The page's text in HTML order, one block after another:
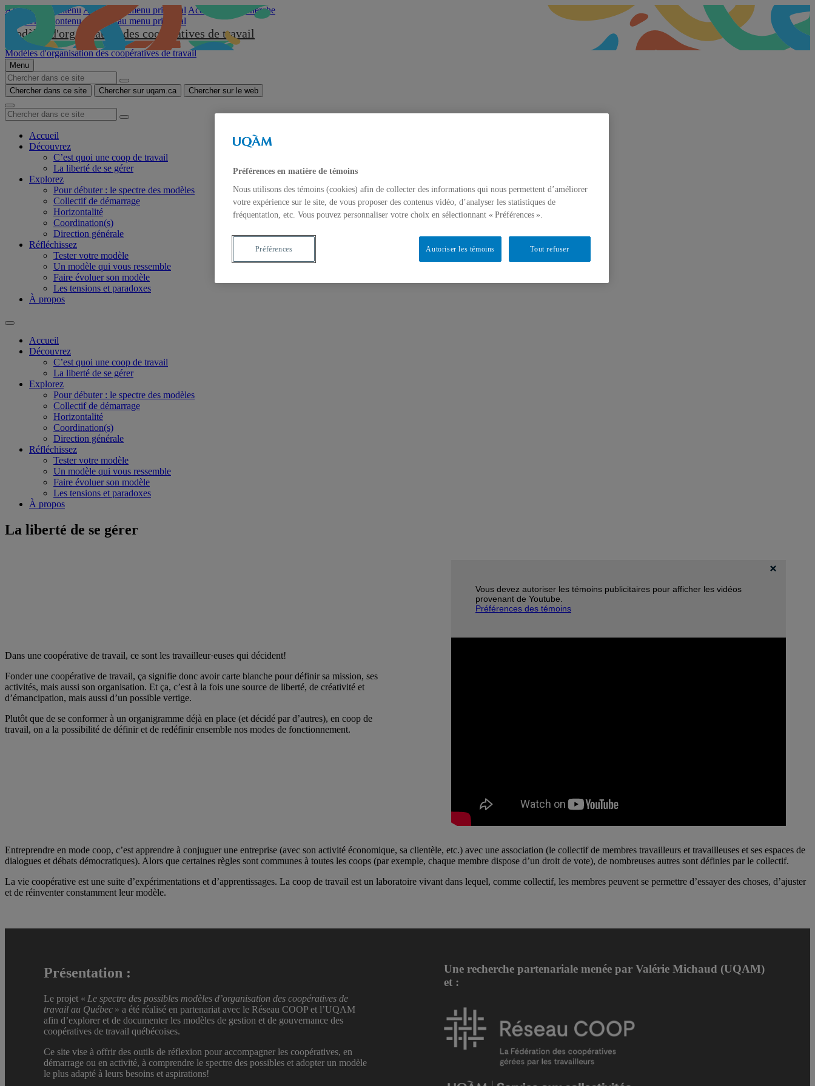
Accéder au contenuAccéder au menu principal Accéder à la recherche
Accéder au contenuAccéder au menu principal
Modèles d'organisation des coopératives de travail
Modèles d'organisation des coopératives de travail
Menu
Chercher dans ce site Chercher sur uqam.ca Chercher sur le web
Accueil
Découvrez
C’est quoi une coop de travail
La liberté de se gérer
Explorez
Pour débuter : le spectre des modèles
Collectif de démarrage
Horizontalité
Coordination(s)
Direction générale
Réfléchissez
Tester votre modèle
Un modèle qui vous ressemble
Faire évoluer son modèle
Les tensions et paradoxes
À propos
Accueil
Découvrez
C’est quoi une coop de travail
La liberté de se gérer
Explorez
Pour débuter : le spectre des modèles
Collectif de démarrage
Horizontalité
Coordination(s)
Direction générale
Réfléchissez
Tester votre modèle
Un modèle qui vous ressemble
Faire évoluer son modèle
Les tensions et paradoxes
À propos
La liberté de se gérer
Dans une coopérative de travail, ce sont les travailleur·euses qui décident!
Fonder une coopérative de travail, ça signifie donc avoir carte blanche pour définir sa mission, ses
activités, mais aussi son organisation. Et ça, c’est à la fois une source de liberté, de créativité et
d’émancipation, mais aussi d’un possible vertige.
Plutôt que de se conformer à un organigramme déjà en place (et décidé par d’autres), en coop de
travail, on a la possibilité de définir et de redéfinir ensemble nos modes de fonctionnement.
Vous devez autoriser les témoins publicitaires pour afficher les vidéos
provenant de Youtube.
Préférences des témoins
Entreprendre en mode coop, c’est apprendre à conjuguer une entreprise (avec son activité économique, sa clientèle, etc.) avec une association (le collectif de membres travailleurs et travailleuses et ses espaces de
dialogues et débats démocratiques). Alors que certaines règles sont communes à toutes les coops (par exemple, chaque membre dispose d’un droit de vote), de nombreuses autres sont définies par le collectif.
La vie coopérative est une suite d’expérimentations et d’apprentissages. La coop de travail est un laboratoire vivant dans lequel, comme collectif, les membres peuvent se permettre d’essayer des choses, d’ajuster
et de réinventer constamment leur modèle.
Présentation :
Le projet « Le spectre des possibles modèles d’organisation des coopératives de
travail au Québec » a été réalisé en partenariat avec le Réseau COOP et l’UQAM
afin d’explorer et de documenter les modèles de gestion et de gouvernance des
coopératives de travail québécoises.
Ce site vise à offrir des outils de réflexion pour accompagner les coopératives, en
démarrage ou en activité, à comprendre le spectre des possibles et adopter un modèle
le plus adapté à leurs besoins et aspirations!
Une recherche partenariale menée par Valérie Michaud (UQAM)
et :
Préférences en matière de témoins
Nous utilisons des témoins (cookies) afin de collecter des informations qui nous permettent d’améliorer
votre expérience sur le site, de vous proposer des contenus vidéo, d’analyser les statistiques de
fréquentation, etc. Vous pouvez personnaliser votre choix en sélectionnant « Préférences ».
Tout refuser
Autoriser les témoins
Préférences